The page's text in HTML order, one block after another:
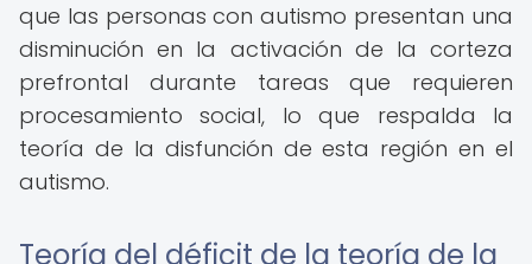
que las personas con autismo presentan una
disminución en la activación de la corteza
prefrontal durante tareas que requieren
procesamiento social, lo que respalda la
teoría de la disfunción de esta región en el
autismo.
Teoría del déficit de la teoría de la